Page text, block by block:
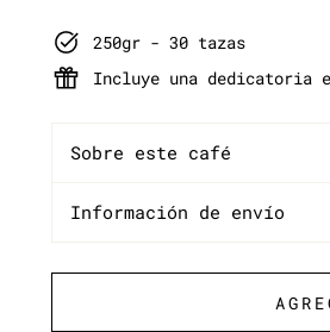
250gr - 30 tazas
Incluye una
Sobre este café
Información de envío